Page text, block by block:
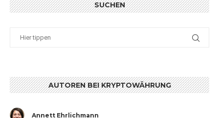
SUCHEN
AUTOREN BEI KRYPTOWÄHRUNG
Annett Ehrlichmann